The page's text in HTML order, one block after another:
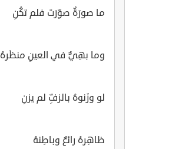
ما صورَةٌ صوِّرَت فلم تكُنِ
وما بهِيٌّ في العينِ منظَرهُ
لو وزَنوهُ بالزفِّ لم يزنِ
ظاهِرهُ رائعٌ وباطِنهُ